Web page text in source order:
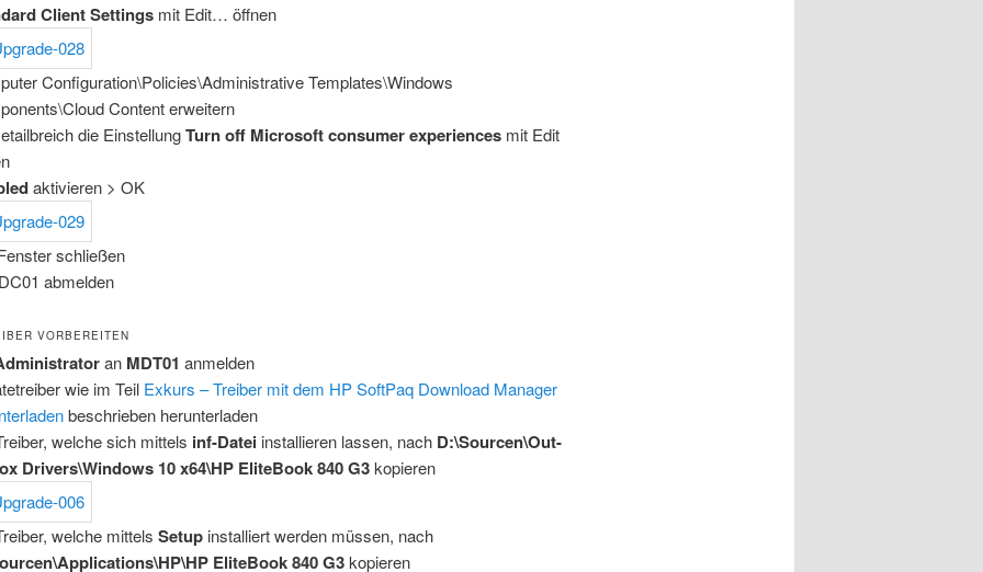
Client Settings mit Edit… öffnen
Configuration\Policies\Administrative Templates\Windows
Content erweitern
die EinstellungTurn off Microsoft consumer experiences mit Edit
aktivieren > OK
schließen
abmelden
VORBEREITEN
an MDT01 anmelden
wie im Teil Exkurs – Treiber mit dem HP SoftPaq Download Manager
beschrieben herunterladen
welche sich mittels inf-Datei installieren lassen, nach D:\Sourcen\Out-
Drivers\Windows 10 x64\HP EliteBook 840 G3kopieren
welche mittelsSetup installiert werden müssen, nach
EliteBook 840 G3kopieren